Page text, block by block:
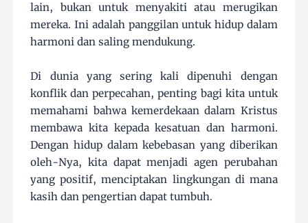
lain, bukan untuk menyakiti atau merugikan
mereka. Ini adalah panggilan untuk hidup dalam
harmoni dan saling mendukung.
Di dunia yang sering kali dipenuhi dengan
konflik dan perpecahan, penting bagi kita untuk
memahami bahwa kemerdekaan dalam Kristus
membawa kita kepada kesatuan dan harmoni.
Dengan hidup dalam kebebasan yang diberikan
oleh-Nya, kita dapat menjadi agen perubahan
yang positif, menciptakan lingkungan di mana
kasih dan pengertian dapat tumbuh.